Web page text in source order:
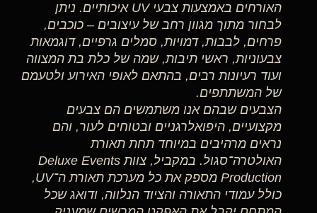
האורחים באמצעות צבעי UV איכותיים. ניתן
לבחור מתוך מגוון רחב של עיצובים – כוכבים,
פרחים, לבבות, דמויות, סמלים גרפיים, דוגמאות
צבעוניות, ראשי תיבות, שמה של כלת בת המצווה
ועוד רעיונות רבים, בהתאם לאופי האירוע ולטעמם
של המשתתפים.
הצבעים שבהם אנו משתמשים הם צבעים
מקצועיים, היפואלרגניים ובטוחים לעור, והם
נראים מרהיבים במיוחד תחת תאורת
האולטרה־סגול. במקביל, צוות Deluxe Events
Production מספק את כל מערכת תאורת ה־UV,
כולל עמודי התאורה והציוד הנלווה, ודואג שכל